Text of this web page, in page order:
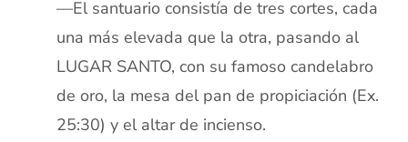
—El santuario consistía de tres cortes, cada
una más elevada que la otra, pasando al
LUGAR SANTO, con su famoso candelabro
de oro, la mesa del pan de propiciación (Ex.
25:30) y el altar de incienso.